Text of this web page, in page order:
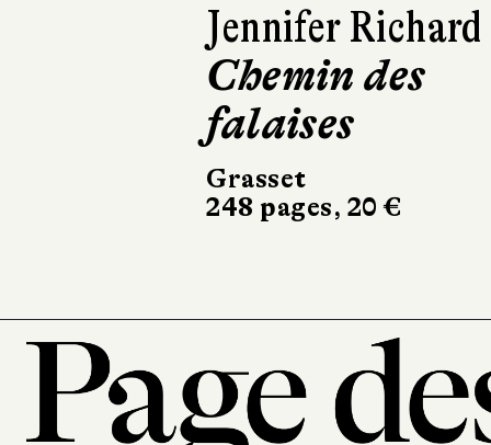
Jennifer Richard
Chemin des
falaises
Grasset
248 pages, 20 €
Lars
Le
Actes Sud